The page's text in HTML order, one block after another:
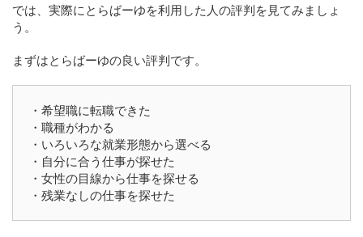
では、実際にとらばーゆを利用した人の評判を見てみましょ
う。
まずはとらばーゆの良い評判です。
・希望職に転職できた
・職種がわかる
・いろいろな就業形態から選べる
・自分に合う仕事が探せた
・女性の目線から仕事を探せる
・残業なしの仕事を探せた